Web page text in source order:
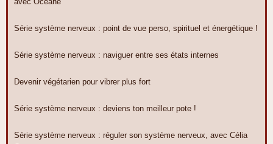
Série système nerveux : point de vue perso, spirituel et énergétique !
Série système nerveux : naviguer entre ses états internes
Devenir végétarien pour vibrer plus fort
Série système nerveux : deviens ton meilleur pote !
Série système nerveux : réguler son système nerveux, avec Célia